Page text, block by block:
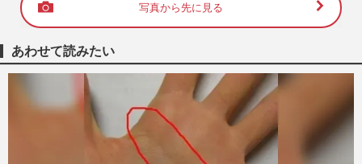
写真から先に見る
あわせて読みたい